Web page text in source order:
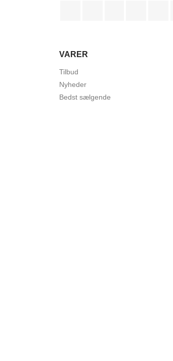
VARER
Tilbud
Nyheder
Bedst sælgende